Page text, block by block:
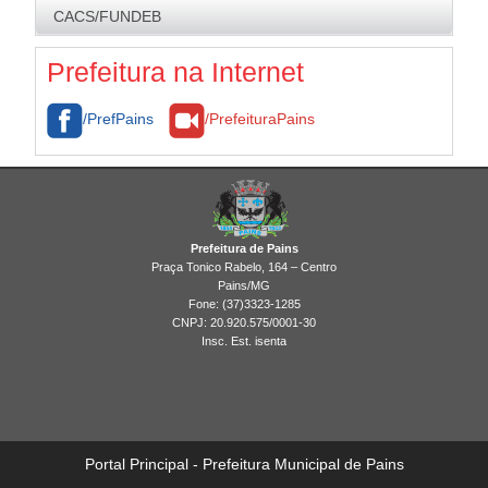
Fiscalização
Galeria de Imagens
Cultura e Turismo
Brasão
CACS/FUNDEB
Prefeitura na Internet
/PrefPains /PrefeituraPains
Prefeitura de Pains
Praça Tonico Rabelo, 164 – Centro
Pains/MG
Fone: (37)3323-1285
CNPJ: 20.920.575/0001-30
Insc. Est. isenta
Portal Principal - Prefeitura Municipal de Pains